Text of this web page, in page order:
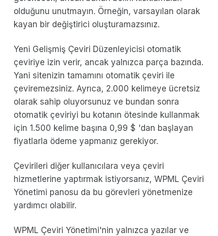
olduğunu unutmayın. Örneğin, varsayılan olarak
kayan bir değiştirici oluşturamazsınız.
Yeni Gelişmiş Çeviri Düzenleyicisi otomatik
çeviriye izin verir, ancak yalnızca parça bazında.
Yani sitenizin tamamını otomatik çeviri ile
çeviremezsiniz. Ayrıca, 2.000 kelimeye ücretsiz
olarak sahip oluyorsunuz ve bundan sonra
otomatik çeviriyi bu kotanın ötesinde kullanmak
için 1.500 kelime başına 0,99 $ 'dan başlayan
fiyatlarla ödeme yapmanız gerekiyor.
Çevirileri diğer kullanıcılara veya çeviri
hizmetlerine yaptırmak istiyorsanız, WPML Çeviri
Yönetimi panosu da bu görevleri yönetmenize
yardımcı olabilir.
WPML Çeviri Yönetimi'nin yalnızca yazılar ve